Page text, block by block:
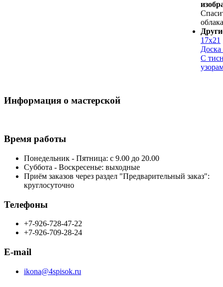
17х21
Доска
С
Информация о мастерской
Время работы
Понедельник - Пятница: с 9.00 до 20.00
Суббота - Воскресенье: выходные
Приём заказов через раздел "Предварительный заказ":
круглосуточно
Телефоны
+7-926-728-47-22
+7-926-709-28-24
E-mail
ikona@4spisok.ru